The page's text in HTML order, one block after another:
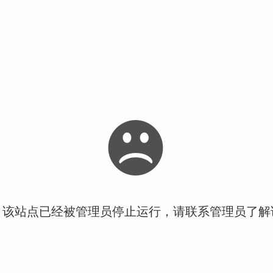
站点已经被管理员停止运行，请联系管理员了